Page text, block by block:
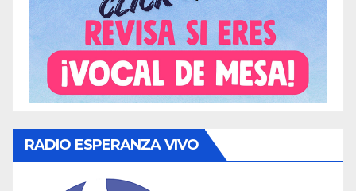
RADIO ESPERANZA VIVO